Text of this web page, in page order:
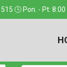
🕓 Pon. - Pt: 8:00
w każde